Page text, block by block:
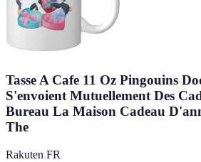
Tasse A Cafe 11 Oz Pingouins
S'envoient Mutuellement Des
Bureau La Maison Cadeau
The
Rakuten FR